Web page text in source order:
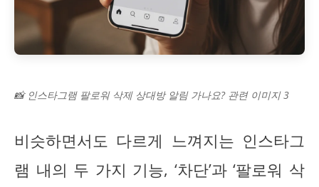
📸 인스타그램 팔로워 삭제 상대방 알림 가나요? 관련 이미지 3
비슷하면서도 다르게 느껴지는 인스타그
램 내의 두 가지 기능, ‘차단’과 ‘팔로워 삭